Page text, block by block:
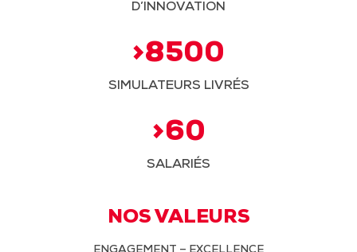
D’INNOVATION
>8500
SIMULATEURS LIVRÉS
>60
SALARIÉS
NOS VALEURS